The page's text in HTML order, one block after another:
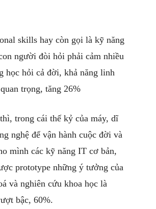
skills hay còn gọi là kỹ năng
người đòi hỏi phải cảm nhiều
học hỏi cả đời, khả năng linh
trọng, tăng 26%
trong cái thế kỷ của máy, dĩ
nghệ để vận hành cuộc đời và
mình các kỹ năng IT cơ bản,
prototype những ý tưởng của
và nghiên cứu khoa học là
bậc, 60%.